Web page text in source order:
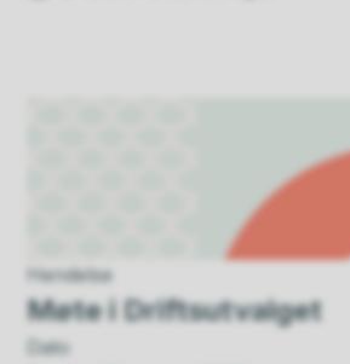
Hendelse
Møte i Driftsutvalget
Dato